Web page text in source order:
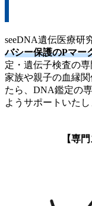
seeDNA遺伝医療研
バシー保護のPマー
定・遺伝子検査の専
家族や親子の血縁
たら、DNA鑑定の
ようサポートいた
【専